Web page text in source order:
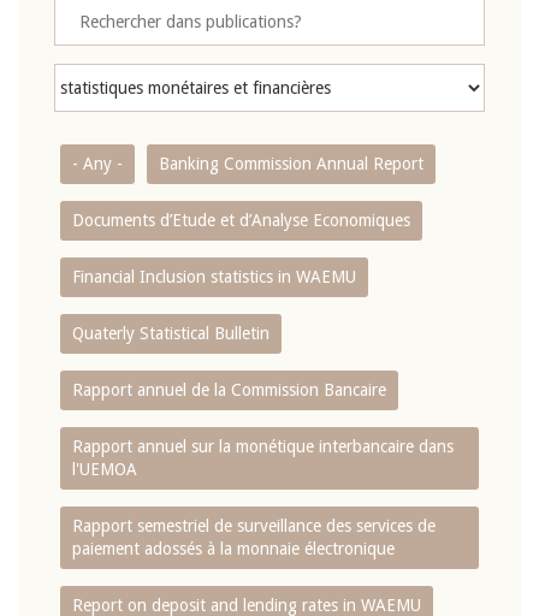
- Any - Banking Commission Annual Report
Documents d’Etude et d’Analyse Economiques
Financial Inclusion statistics in WAEMU
Quaterly Statistical Bulletin
Rapport annuel de la Commission Bancaire
Rapport annuel sur la monétique interbancaire dans
l'UEMOA
Rapport semestriel de surveillance des services de
paiement adossés à la monnaie électronique
Report on deposit and lending rates in WAEMU